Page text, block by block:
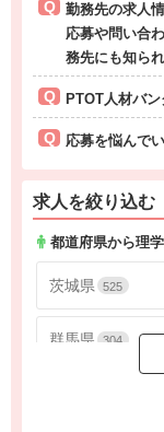
勤務先の求人
応募や問い合
務先にも知ら
PTOT人材バ
応募を悩んで
求人を絞り込む
都道府県から理
茨城県 525
群馬県 304